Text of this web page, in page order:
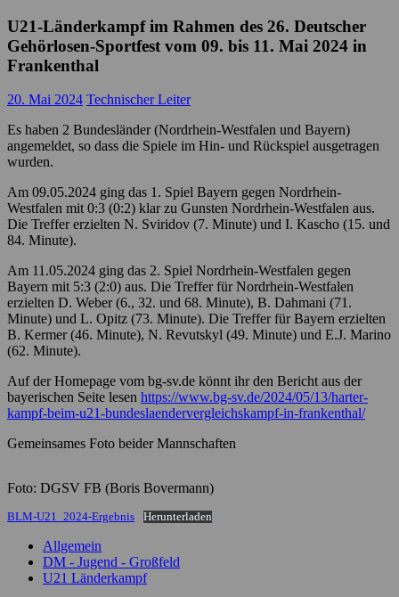
U21-Länderkampf im Rahmen des 26. Deutscher
Gehörlosen-Sportfest vom 09. bis 11. Mai 2024 in
Frankenthal
20. Mai 2024 Technischer Leiter
Es haben 2 Bundesländer (Nordrhein-Westfalen und Bayern)
angemeldet, so dass die Spiele im Hin- und Rückspiel ausgetragen
wurden.
Am 09.05.2024 ging das 1. Spiel Bayern gegen Nordrhein-
Westfalen mit 0:3 (0:2) klar zu Gunsten Nordrhein-Westfalen aus.
Die Treffer erzielten N. Sviridov (7. Minute) und I. Kascho (15. und
84. Minute).
Am 11.05.2024 ging das 2. Spiel Nordrhein-Westfalen gegen
Bayern mit 5:3 (2:0) aus. Die Treffer für Nordrhein-Westfalen
erzielten D. Weber (6., 32. und 68. Minute), B. Dahmani (71.
Minute) und L. Opitz (73. Minute). Die Treffer für Bayern erzielten
B. Kermer (46. Minute), N. Revutskyl (49. Minute) und E.J. Marino
(62. Minute).
Auf der Homepage vom bg-sv.de könnt ihr den Bericht aus der
bayerischen Seite lesen https://www.bg-sv.de/2024/05/13/harter-
kampf-beim-u21-bundeslaendervergleichskampf-in-frankenthal/
Gemeinsames Foto beider Mannschaften
Foto: DGSV FB (Boris Bovermann)
BLM-U21_2024-Ergebnis Herunterladen
Allgemein
DM - Jugend - Großfeld
U21 Länderkampf